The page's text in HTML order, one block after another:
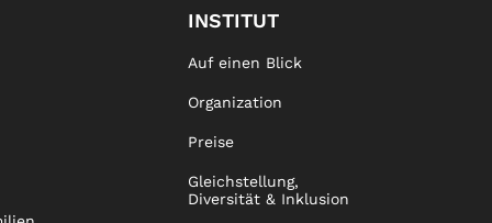
INSTITUT
Auf einen Blick
Organization
Preise
Gleichstellung,
Diversität & Inklusion